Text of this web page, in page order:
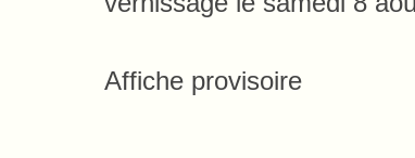
Affiche provisoire